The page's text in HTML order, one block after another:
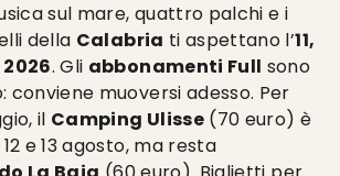
sul mare, quattro palchi e i
della Calabria ti aspettano l’11,
2026. Gli abbonamenti Full sono
conviene muoversi adesso. Per
il Camping Ulisse(70 euro) è
e 13 agosto, ma resta